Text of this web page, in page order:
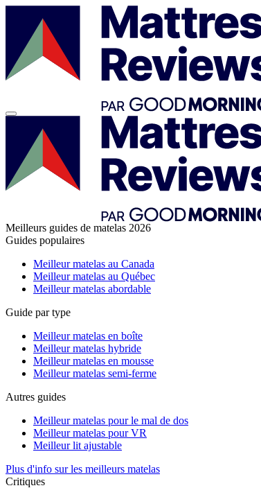
Meilleurs guides de matelas 2026
Guides populaires
Meilleur matelas au Canada
Meilleur matelas au Québec
Meilleur matelas abordable
Guide par type
Meilleur matelas en boîte
Meilleur matelas hybride
Meilleur matelas en mousse
Meilleur matelas semi-ferme
Autres guides
Meilleur matelas pour le mal de dos
Meilleur matelas pour VR
Meilleur lit ajustable
Plus d'info sur les meilleurs matelas
Critiques